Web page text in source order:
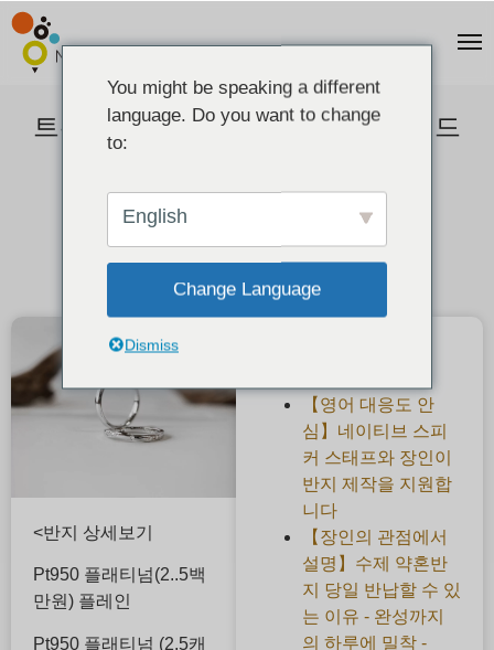
트위스트+다이아몬드 플래티넘 핸드
<반지 상세보기
Pt950 플래티넘(2..5백
만원) 플레인
Pt950 플래티넘 (2.5캐
【영어 대응도 안
심】네이티브 스피
커 스태프와 장인이
반지 제작을 지원합
니다
【장인의 관점에서
설명】수제 약혼반
지 당일 반납할 수 있
는 이유 - 완성까지
의 하루에 밀착 -
You might be speaking a different
language. Do you want to change
to:
English
Change Language
Dismiss